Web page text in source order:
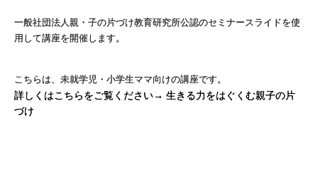
一般社団法人親・子の片づけ教育研究所公認のセミナースライドを使
用して講座を開催します。
こちらは、未就学児・小学生ママ向けの講座です。
詳しくはこちらをご覧ください→ 生きる力をはぐくむ親子の片
づけ